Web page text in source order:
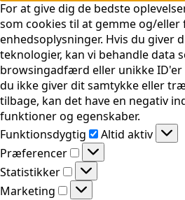
For at give dig de bedste
som cookies til at gemme og/eller
enhedsoplysninger. Hvis du giver
teknologier, kan vi behandle data
browsingadfærd eller unikke ID'er
du ikke giver dit samtykke eller
tilbage, kan det have en negativ
funktioner og egenskaber.
Funktionsdygtig
Funktionsdygtig
Altid aktiv
Præferencer
Præferencer
Statistikker
Statistikker
Marketing
Marketing